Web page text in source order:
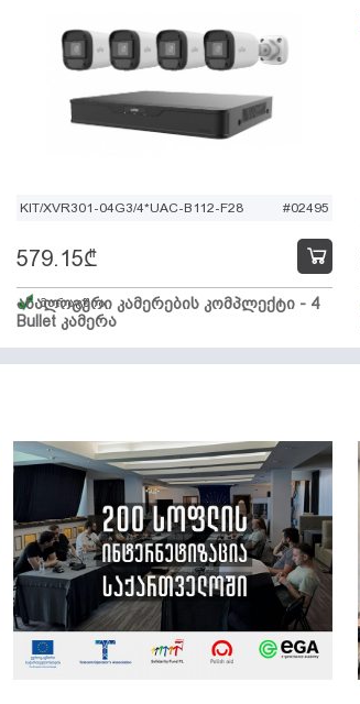
KIT/XVR301-04G3/4*UAC-B112-F28 #02495
ანალოგური კამერების კომპლექტი - 4
Bullet კამერა
579.15₾
მარაგშია